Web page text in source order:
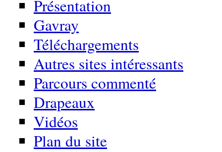
Présentation
Gavray
Téléchargements
Autres sites intéressants
Parcours commenté
Drapeaux
Vidéos
Plan du site